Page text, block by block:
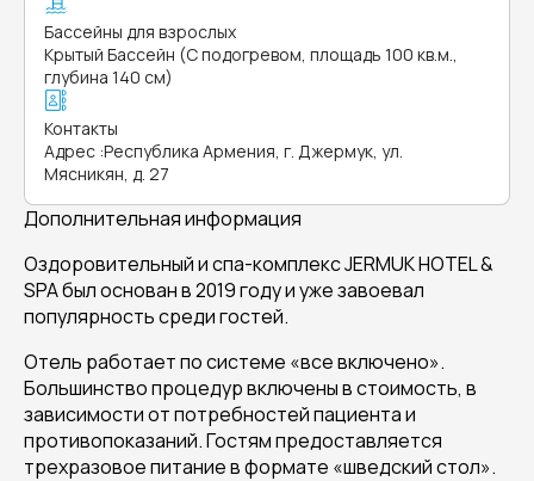
Бассейны для взрослых
Крытый Бассейн (С подогревом, площадь 100 кв.м.,
глубина 140 см)
Контакты
Адрес :Республика Армения, г. Джермук, ул.
Мясникян, д. 27
Дополнительная информация
Оздоровительный и спа-комплекс JERMUK HOTEL &
SPA был основан в 2019 году и уже завоевал
популярность среди гостей.
Отель работает по системе «все включено».
Большинство процедур включены в стоимость, в
зависимости от потребностей пациента и
противопоказаний. Гостям предоставляется
трехразовое питание в формате «шведский стол».